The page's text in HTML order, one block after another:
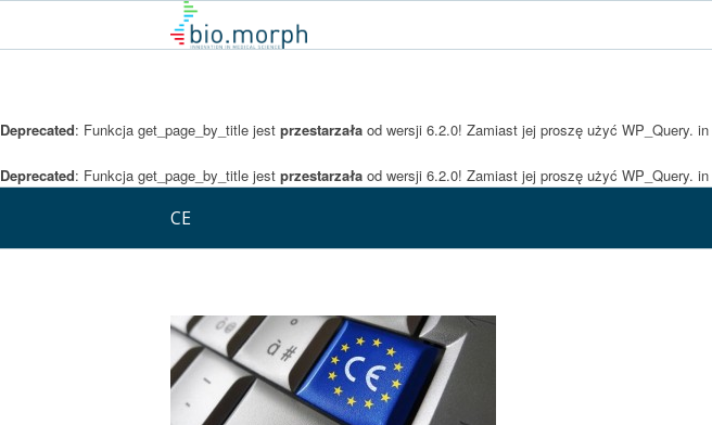
Deprecated: Funkcja get_page_by_title jest przestarzała od wersji 6.2.0! Zamiast jej proszę użyć WP_Query. in
Deprecated: Funkcja get_page_by_title jest przestarzała od wersji 6.2.0! Zamiast jej proszę użyć WP_Query. in
CE